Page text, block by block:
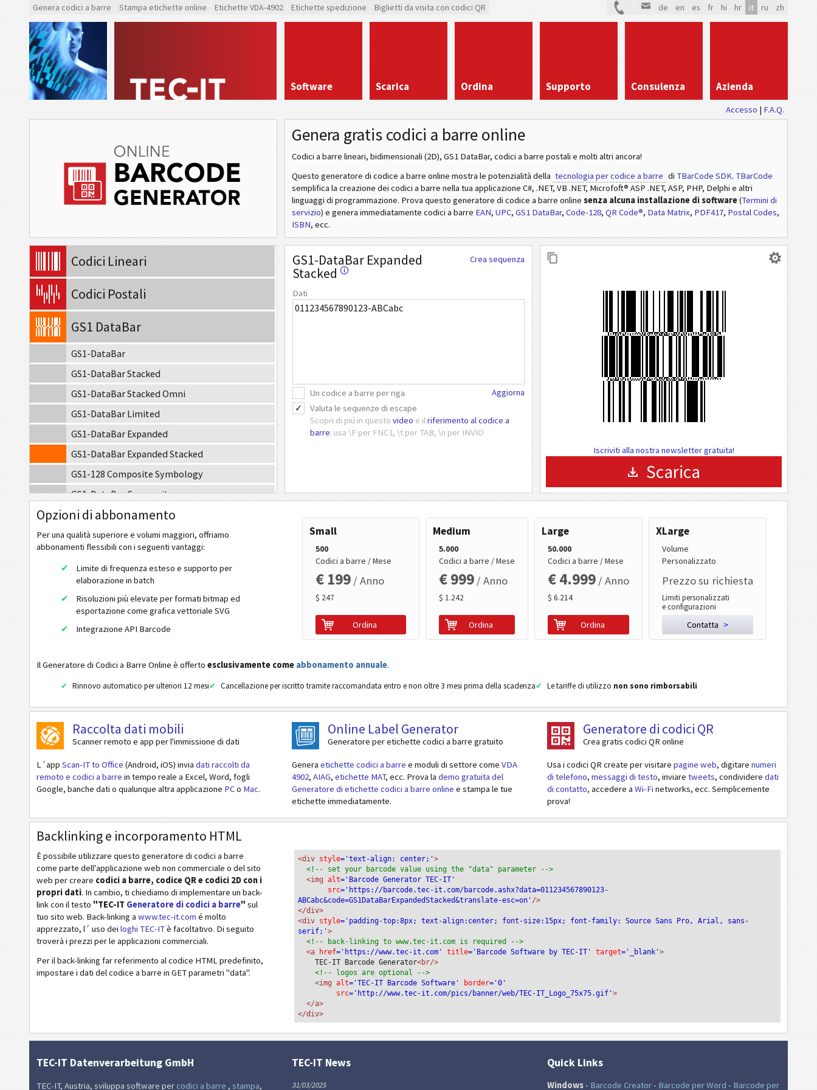
Genera codici a barre Stampa etichette online Etichette VDA-4902 Etichette spedizione Biglietti da visita con codici QR de en es fr hi hr it ru zh
Software Scarica Ordina Supporto Consulenza Azienda
Accesso | F.A.Q.
Genera gratis codici a barre online
Codici a barre lineari, bidimensionali (2D), GS1 DataBar, codici a barre postali e molti altri ancora!
Questo generatore di codice a barre online mostra le potenzialità della tecnologia per codice a barre di TBarCode SDK. TBarCode
semplifica la creazione dei codici a barre nella tua applicazione C#, .NET, VB .NET, Microfoft® ASP .NET, ASP, PHP, Delphi e altri
linguaggi di programmazione. Prova questo generatore di codice a barre online senza alcuna installazione di software(Termini di
servizio) e genera immediatamente codici a barre EAN, UPC, GS1 DataBar, Code-128, QR Code®, Data Matrix, PDF417, Postal Codes,
ISBN, ecc.
Codici Lineari
Codici Postali
GS1 DataBar
GS1-DataBar
GS1-DataBar Stacked
GS1-DataBar Stacked Omni
GS1-DataBar Limited
GS1-DataBar Expanded
GS1-DataBar Expanded Stacked
GS1-128 Composite Symbology
GS1-DataBar Composite
GS1-DataBar Stacked Composite
GS1-DataBar Stacked Omni Composite
GS1-DataBar Limited Composite
GS1-DataBar Expanded Composite
GS1-DataBar Expanded Stacked Composite
EAN / UPC
Codici GS1 2D
Mobile Tagging
Codici sanitari
Codici ISBN
Business Cards
Codici Evento
Codici Wi-Fi
Crea sequenza
GS1-DataBar Expanded
Stacked 🛈
Dati
Un codice a barre per riga
Valuta le sequenze di escape
Scopri di piú in questo video e ilriferimento al codice a
barre: usa \F per FNC1, \t per TAB, \n per INVIO
Aggiorna
Iscriviti alla nostra newsletter gratuita!
Scarica
Opzioni di abbonamento
Per una qualità superiore e volumi maggiori, offriamo
abbonamenti flessibili con i seguenti vantaggi:
Limite di frequenza esteso e supporto per
elaborazione in batch
Risoluzioni più elevate per formati bitmap ed
esportazione come grafica vettoriale SVG
Integrazione API Barcode
Small
500
Codici a barre / Mese
€ 199 / Anno
$ 247
Ordina
Medium
5.000
Codici a barre / Mese
€ 999 / Anno
$ 1.242
Ordina
Large
50.000
Codici a barre / Mese
€ 4.999 / Anno
$ 6.214
Ordina
XLarge
Volume
Personalizzato
Prezzo su richiesta
Limiti personalizzati
e configurazioni
Contatta >
Il Generatore di Codici a Barre Online è offerto esclusivamente come abbonamento annuale.
Rinnovo automatico per ulteriori 12 mesi Cancellazione per iscritto tramite raccomandata entro e non oltre 3 mesi prima della scadenza Le tariffe di utilizzo non sono rimborsabili
Raccolta dati mobili
Scanner remoto e app per l'immissione di dati
L´app Scan-IT to Office (Android, iOS) invia dati raccolti da
remoto e codici a barre in tempo reale a Excel, Word, fogli
Google, banche dati o qualunque altra applicazione PCo Mac.
Online Label Generator
Generatore per etichette codici a barre gratuito
Genera etichette codici a barre e moduli di settore come VDA
4902, AIAG, etichette MAT, ecc. Prova la demo gratuita del
Generatore di etichette codici a barre online e stampa le tue
etichette immediatamente.
Generatore di codici QR
Crea gratis codici QR online
Usa i codici QR create per visitare pagine web, digitare numeri
di telefono, messaggi di testo, inviare tweets, condividere dati
di contatto, accedere a Wi-Fi networks, ecc. Semplicemente
prova!
Backlinking e incorporamento HTML
È possibile utilizzare questo generatore di codici a barre
come parte dell'applicazione web non commerciale o del sito
web per creare codici a barre, codice QR e codici 2D con i
propri dati. In cambio, ti chiediamo di implementare un back-
link con il testo "TEC-IT Generatore di codici a barre" sul
tuo sito web. Back-linking a www.tec-it.com é molto
apprezzato, l´ uso dei loghi TEC-ITè facoltativo. Di seguito
troverà i prezzi per le applicazioni commerciali.
Per il back-linking far referimento al codice HTML predefinito,
impostare i dati del codice a barre in GET parametri "data".
<div style='text-align: center;'>
<!-- set your barcode value using the "data" parameter -->
<img alt='Barcode Generator TEC-IT'
src='https://barcode.tec-it.com/barcode.ashx?data=011234567890123-
ABCabc&code=GS1DataBarExpandedStacked&translate-esc=on' />
</div>
<div style='padding-top:8px; text-align:center; font-size:15px; font-family: Source Sans Pro, Arial, sans-
serif;'>
<!-- back-linking to www.tec-it.com is required -->
<a
href='https://www.tec-it.com' title='Barcode Software by TEC-IT' target='_blank'>
TEC-IT Barcode Generator<br/>
<!-- logos are optional -->
<img alt='TEC-IT Barcode Software' border='0'
src='http://www.tec-it.com/pics/banner/web/TEC-IT_Logo_75x75.gif'>
</a>
</div>
TEC-IT Datenverarbeitung GmbH
TEC-IT, Austria, sviluppa software per codici a barre , stampa,
TEC-IT News
31/03/2025
Quick Links
Windows- Barcode Creator- Barcode per Word - Barcode per